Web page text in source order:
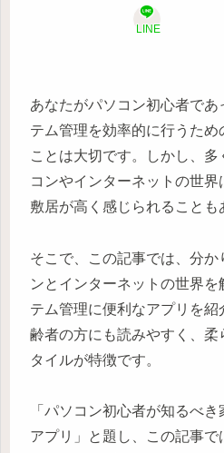
LINE
あなたがパソコン初心者であ
テム管理を効率的に行うため
ことは大切です。しかし、
コンやインターネットの世界
敷居が高く感じられることも
そこで、この記事では、分か
ンとインターネットの世界を
テム管理に便利なアプリを
齢者の方にも読みやすく、柔
タイルが特徴です。
「パソコン初心者が知るべ
アプリ」と題し、この記事で